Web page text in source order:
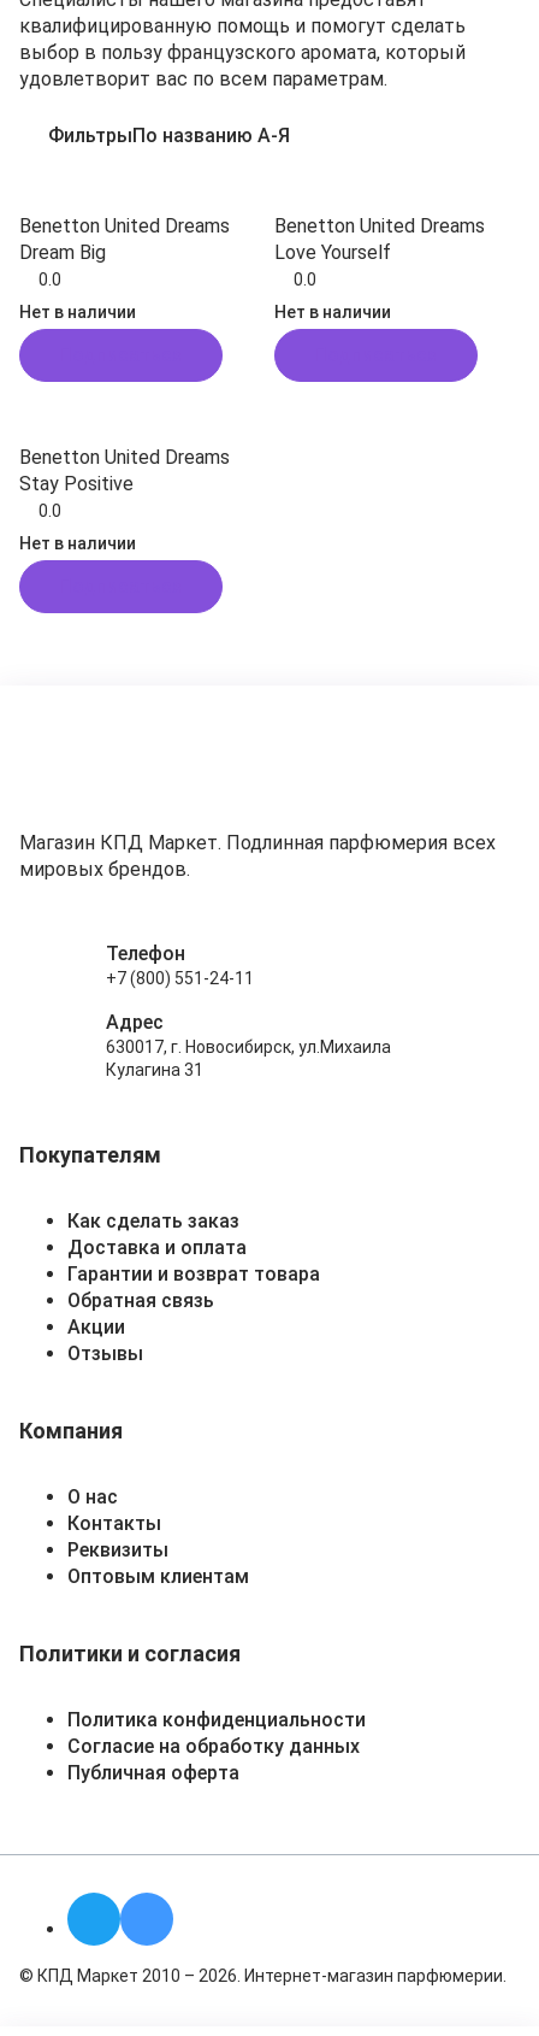
квалифицированную помощь и помогут сделать
выбор в пользу французского аромата, который
удовлетворит вас по всем параметрам.
ФильтрыПо названию А-Я
Benetton United Dreams
Dream Big
0.0
Нет в наличии
Benetton United Dreams
Love Yourself
0.0
Нет в наличии
Benetton United Dreams
Stay Positive
0.0
Нет в наличии
Магазин КПД Маркет. Подлинная парфюмерия всех
мировых брендов.
Покупателям
Как сделать заказ
Доставка и оплата
Гарантии и возврат товара
Обратная связь
Акции
Отзывы
Компания
О нас
Контакты
Реквизиты
Оптовым клиентам
Политики и согласия
Политика конфиденциальности
Согласие на обработку данных
Публичная оферта
Телефон
+7 (800) 551-24-11
Адрес
630017, г. Новосибирск, ул.Михаила
Кулагина 31
© КПД Маркет 2010 – 2026. Интернет-магазин парфюмерии.